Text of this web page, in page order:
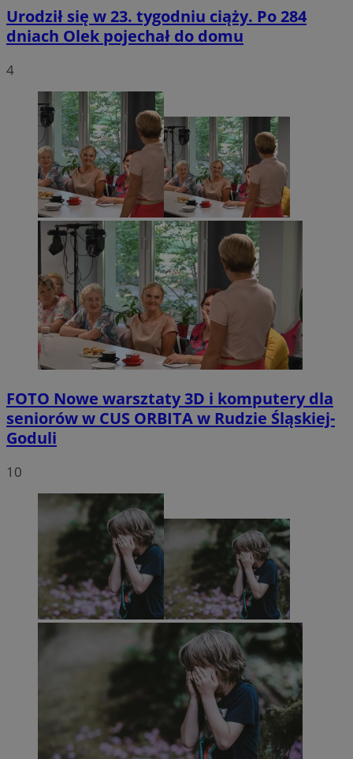
Urodził się w 23. tygodniu ciąży. Po 284
dniach Olek pojechał do domu
4
FOTO Nowe warsztaty 3D i komputery dla
seniorów w CUS ORBITA w Rudzie Śląskiej-
Goduli
10